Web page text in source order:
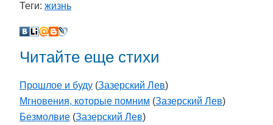
Теги: жизнь
Читайте еще стихи
Прошлое и буду (Зазерский Лев)
Мгновения, которые помним (Зазерский Лев)
Безмолвие (Зазерский Лев)